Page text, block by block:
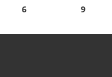
6 9